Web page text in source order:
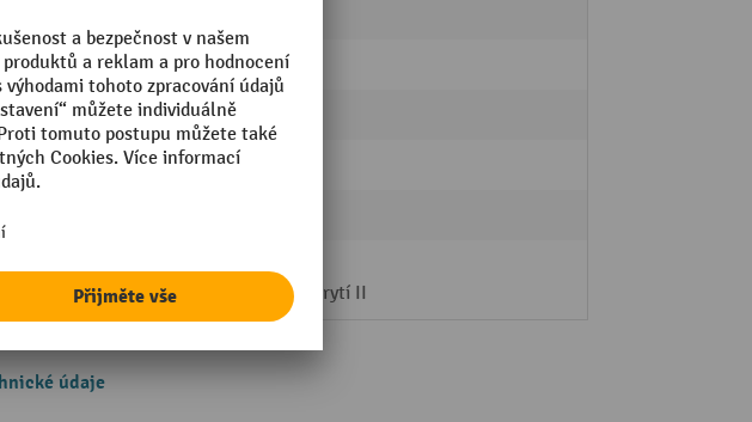
LED
počet
inkl.
druh krytí
třída krytí II
údaje